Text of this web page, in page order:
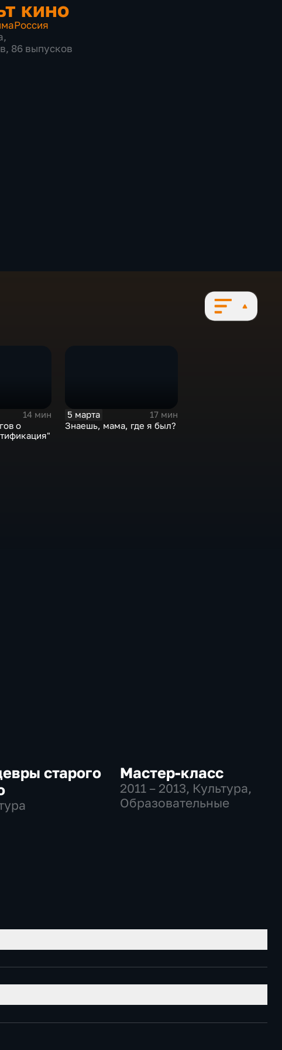
кино
Россия
,
86 выпусков
14 мин
о
5 марта
17 мин
Знаешь, мама, где я был?
старого
Мастер-класс
2011 – 2013, Культура,
Образовательные